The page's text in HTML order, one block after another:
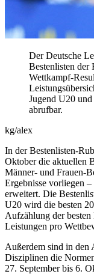
Der Deutsche
Bestenlisten der
Wettkampf-
Jugend U20
abrufbar.
kg/alex
In der Bestenlisten-
Oktober die aktuellen
Männer- und Frauen-
Ergebnisse vorliegen
erweitert. Die
U20 wird die besten
Aufzählung der besten
Leistungen pro
Außerdem sind in den
Disziplinen die
27. September bis 6.